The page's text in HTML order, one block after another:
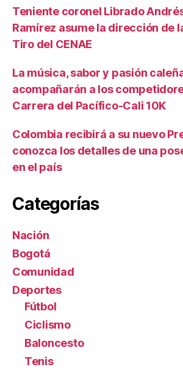
Teniente coronel Librado
Ramírez asume la dirección de
Tiro del CENAE
La música, sabor y pasión
acompañarán a los
Carrera del Pacífico-Cali 10K
Colombia recibirá a su nuevo
conozca los detalles de una
en el país
Categorías
Nación
Bogotá
Comunidad
Deportes
Fútbol
Ciclismo
Baloncesto
Tenis